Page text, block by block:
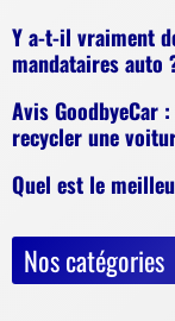
Y a-t-il vraiment
mandataires auto
Avis GoodbyeCar
recycler une
Quel est le
Nos catégories